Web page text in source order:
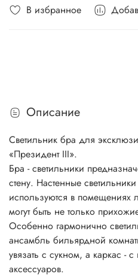
В избранное
Описание
Светильник бра для
«Президент III».
Бра - светильники
стену. Настенные
используются в помещениях
могут быть не только
Особенно гармонично
ансамбль бильярдной
увязать с сукном, а каркас -
аксессуаров.